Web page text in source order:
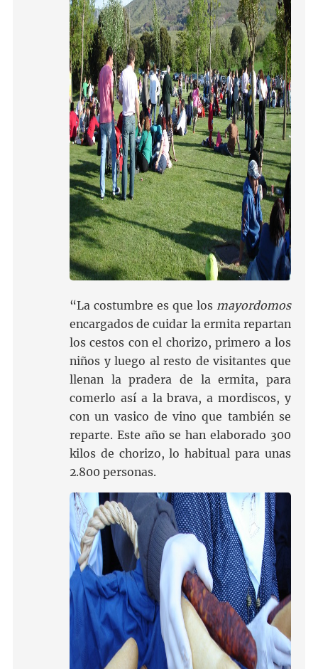
“La costumbre es que losmayordomos
encargados de cuidar la ermita repartan
los cestos con el chorizo, primero a los
niños y luego al resto de visitantes que
llenan la pradera de la ermita, para
comerlo así a la brava, a mordiscos, y
con un vasico de vino que también se
reparte. Este año se han elaborado 300
kilos de chorizo, lo habitual para unas
2.800 personas.